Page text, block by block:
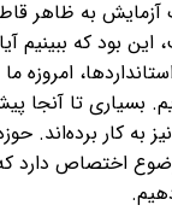
به ظاهر
این بود که ببینیم
بسیاری تا آنجا
به کار برده‌اند.
اختصاص دارد که